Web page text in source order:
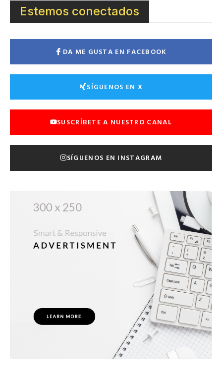
Estemos conectados
DA ME GUSTA EN FACEBOOK
SÍGUENOS EN X
SUSCRÍBETE A NUESTRO CANAL
SÍGUENOS EN INSTAGRAM